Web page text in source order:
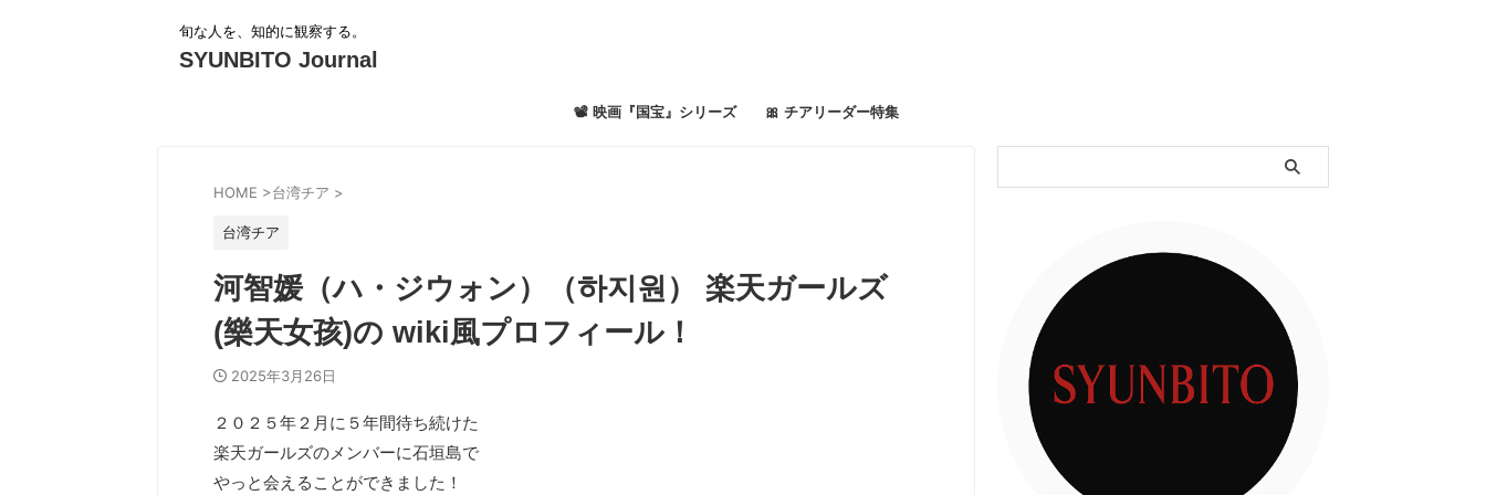
旬な人を、知的に観察する。
SYUNBITO Journal
📽 映画『国宝』シリーズ 🎀 チアリーダー特集
HOME >台湾チア >
台湾チア
河智媛（ハ・ジウォン）（하지원） 楽天ガールズ
(樂天女孩)の wiki風プロフィール！
2025年3月26日
２０２５年２月に５年間待ち続けた
楽天ガールズのメンバーに石垣島で
やっと会えることができました！